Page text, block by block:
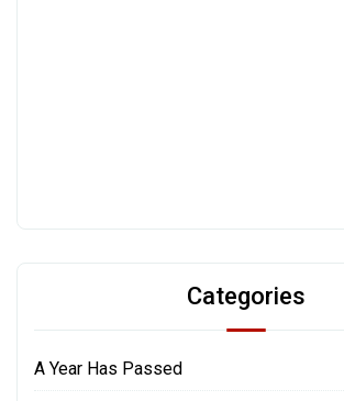
Categories
A Year Has Passed